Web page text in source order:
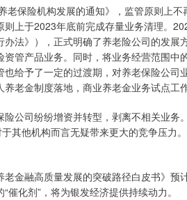
保险机构发展的通知》，监管原则上不
上于2023年底前完成存量业务清理。
法》），正式明确了养老险公司的发展
管产品业务。同时，将业务经营范围中
给予了一定的过渡期，对养老保险公司
老金制度落地，商业养老金业务试点工
司纷纷增资并转型，剥离不相关业务
其他机构而言无疑带来更大的竞争压力
融高质量发展的突破路径白皮书》预
化剂”，将为银发经济提供持续动力。